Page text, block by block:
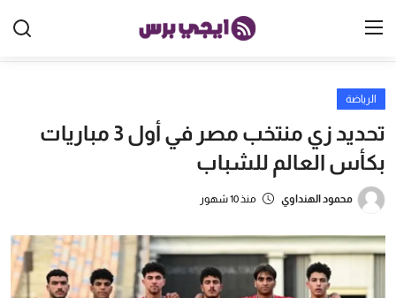
الرئيسية
مصر
الخليج
الرياضة
تحديد زي منتخب مصر في أول 3 مباريات
بكأس العالم للشباب
محمود الهنداوي منذ 10 شهور